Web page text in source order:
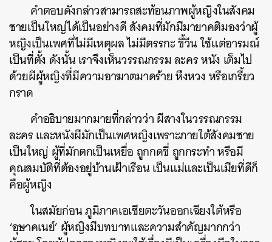
คำตอบดังกล่าวสามารถสะท้อนภาพผู้หญิงในสังคม
ชายเป็นใหญ่ได้เป็นอย่างดี สังคมที่มักมีมายาคติมองว่าผู้
หญิงเป็นเพศที่ไม่มีเหตุผล ไม่มีตรรกะ ขี้วีน ใช้แต่อารมณ์
เป็นที่ตั้ง ดังนั้น เราจึงเห็นวรรณกรรม ละคร หนัง เต็มไป
ด้วยผีผู้หญิงที่มีความอาฆาตมาดร้าย หึงหวง หรือเกรี้ยว
กราด
คำอธิบายมากมายที่กล่าวว่า ผีสางในวรรณกรรม
ละคร และหนังผีมักเป็นเพศหญิงเพราะภายใต้สังคมชาย
เป็นใหญ่ ผู้ที่มักตกเป็นเหยื่อ ถูกกดขี่ ถูกกระทำ หรือมี
คุณสมบัติที่ต้องอยู่บ้านเฝ้าเรือน เป็นแม่และเป็นเมียที่ดีก็
คือผู้หญิง
ในสมัยก่อน ภูมิภาคเอเชียตะวันออกเฉียงใต้หรือ
‘อุษาคเนย์’ ผู้หญิงมีบทบาทและความสำคัญมากกว่า